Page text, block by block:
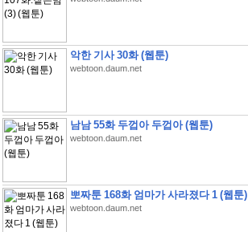
악한 기사 30화 (웹툰)
webtoon.daum.net
남남 55화 두껍아 두껍아 (웹툰)
webtoon.daum.net
뽀짜툰 168화 엄마가 사라졌다 1 (웹툰)
webtoon.daum.net